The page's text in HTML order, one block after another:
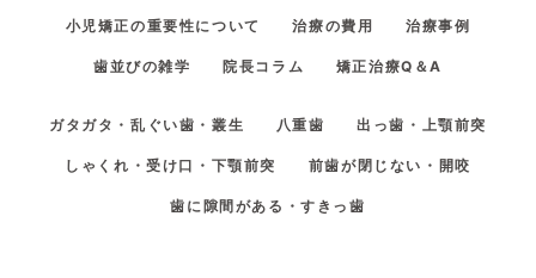
小児矯正の重要性について 治療の費用 治療事例
歯並びの雑学 院長コラム 矯正治療Q＆A
ガタガタ・乱ぐい歯・叢生 八重歯 出っ歯・上顎前突
しゃくれ・受け口・下顎前突 前歯が閉じない・開咬
歯に隙間がある・すきっ歯